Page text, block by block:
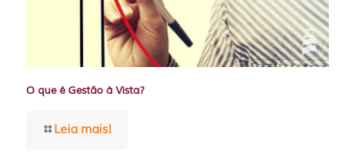
O que é Gestão à Vista?
Leia mais!